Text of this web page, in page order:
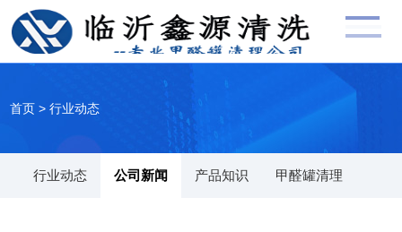
首页 >行业动态
行业动态 公司新闻 产品知识 甲醛罐清理